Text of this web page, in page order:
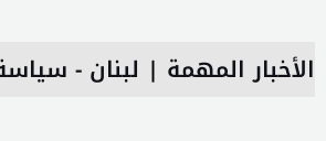
الأخبار المهمة | لبنان -